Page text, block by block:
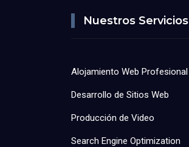
Nuestros Servicios
Alojamiento Web Profesional
Desarrollo de Sitios Web
Producción de Video
Search Engine Optimization